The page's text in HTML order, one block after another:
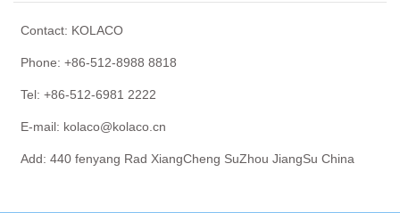
Contact: KOLACO
Phone: +86-512-8988 8818
Tel: +86-512-6981 2222
E-mail: kolaco@kolaco.cn
Add: 440 fenyang Rad XiangCheng SuZhou JiangSu China